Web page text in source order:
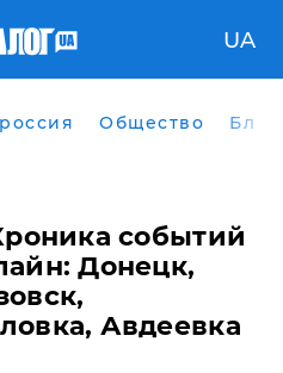
UA
россия Общество
событий
Донецк,
Авдеевка